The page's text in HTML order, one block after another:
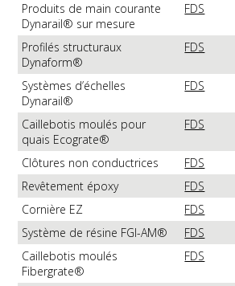
Produits de main courante
Dynarail® sur mesure
FDS
Profilés structuraux
Dynaform®
FDS
Systèmes d’échelles
Dynarail®
FDS
Caillebotis moulés pour
quais Ecograte®
FDS
Clôtures non conductrices
FDS
Revêtement époxy
FDS
Cornière EZ
FDS
Système de résine FGI-AM®
FDS
Caillebotis moulés
Fibergrate®
FDS